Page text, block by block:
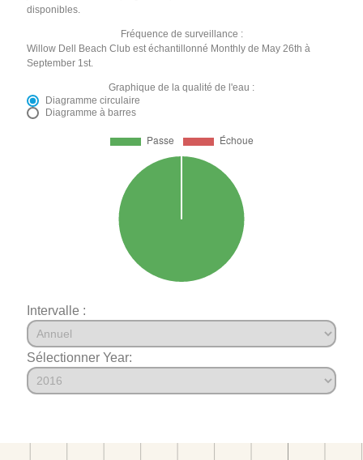
disponibles.
Fréquence de surveillance :
Willow Dell Beach Club est échantillonné Monthly de May 26th à
September 1st.
Graphique de la qualité de l'eau :
Diagramme circulaire
Diagramme à barres
Intervalle :
Sélectionner Year: